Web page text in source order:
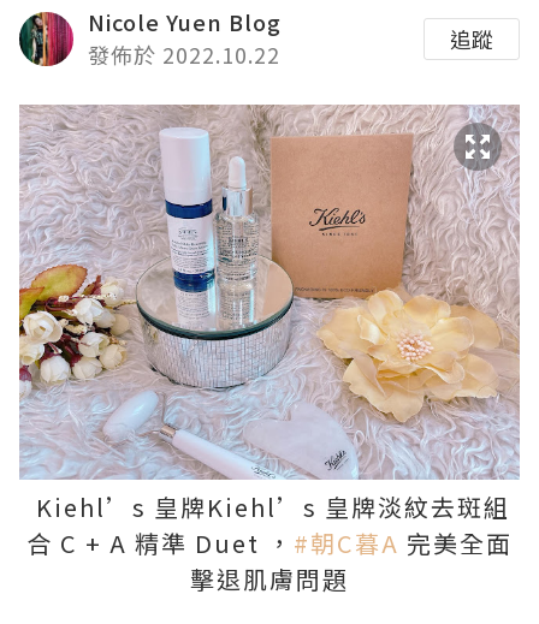
Nicole Yuen Blog
發佈於 2022.10.22
追蹤
Kiehl’s 皇牌Kiehl’s 皇牌淡紋去斑組
合 C + A 精準 Duet ， #朝C暮A 完美全面
擊退肌膚問題